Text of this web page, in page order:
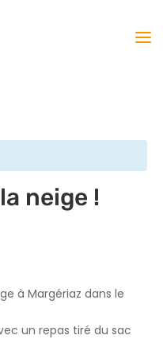
neige !
à Margériaz dans le
un repas tiré du sac